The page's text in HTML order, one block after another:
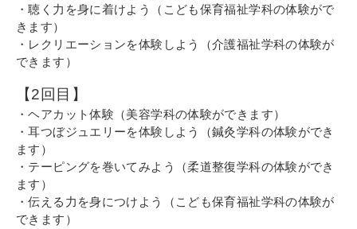
・聴く力を身に着けよう（こども保育福祉学科の体験がで
きます）
・レクリエーションを体験しよう（介護福祉学科の体験が
できます）
【2回目】
・ヘアカット体験（美容学科の体験ができます）
・耳つぼジュエリーを体験しよう（鍼灸学科の体験ができ
ます）
・テーピングを巻いてみよう（柔道整復学科の体験ができ
ます）
・伝える力を身につけよう（こども保育福祉学科の体験が
できます）